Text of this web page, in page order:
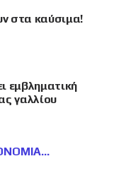
στα καύσιμα!
εμβληματική
γαλλίου